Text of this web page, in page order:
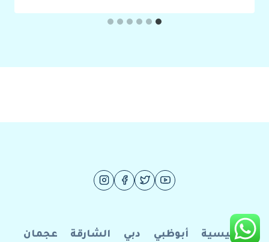
الرئيسية أبوظبي دبي الشارقة عجمان